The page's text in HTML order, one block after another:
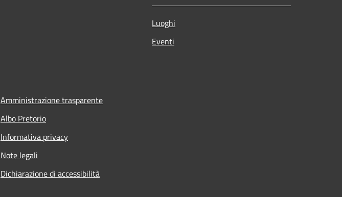
Luoghi
Eventi
Amministrazione trasparente
Albo Pretorio
Informativa privacy
Note legali
Dichiarazione di accessibilità